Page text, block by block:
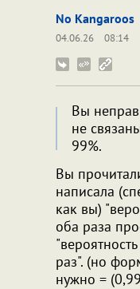
No Kangaroos
04.06.26
08:14
Вы
не
99%.
Вы
написала
как вы)
оба раза
раз". (но
нужно =